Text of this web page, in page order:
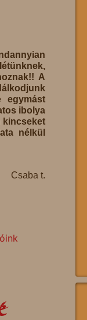
A
egymást
ibolya
kincseket
nélkül
Csaba t.